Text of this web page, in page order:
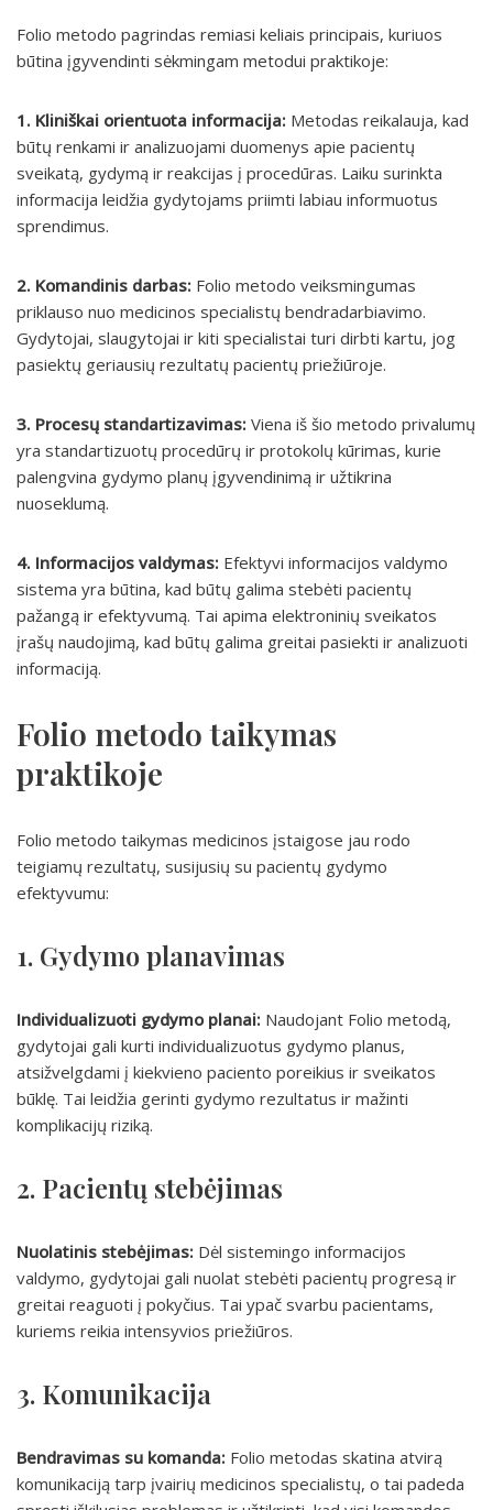
Folio metodo pagrindas remiasi keliais principais, kuriuos
būtina įgyvendinti sėkmingam metodui praktikoje:
1. Kliniškai orientuota informacija: Metodas reikalauja, kad
būtų renkami ir analizuojami duomenys apie pacientų
sveikatą, gydymą ir reakcijas į procedūras. Laiku surinkta
informacija leidžia gydytojams priimti labiau informuotus
sprendimus.
2. Komandinis darbas: Folio metodo veiksmingumas
priklauso nuo medicinos specialistų bendradarbiavimo.
Gydytojai, slaugytojai ir kiti specialistai turi dirbti kartu, jog
pasiektų geriausių rezultatų pacientų priežiūroje.
3. Procesų standartizavimas: Viena iš šio metodo privalumų
yra standartizuotų procedūrų ir protokolų kūrimas, kurie
palengvina gydymo planų įgyvendinimą ir užtikrina
nuoseklumą.
4. Informacijos valdymas: Efektyvi informacijos valdymo
sistema yra būtina, kad būtų galima stebėti pacientų
pažangą ir efektyvumą. Tai apima elektroninių sveikatos
įrašų naudojimą, kad būtų galima greitai pasiekti ir analizuoti
informaciją.
Folio metodo taikymas
praktikoje
Folio metodo taikymas medicinos įstaigose jau rodo
teigiamų rezultatų, susijusių su pacientų gydymo
efektyvumu:
1. Gydymo planavimas
Individualizuoti gydymo planai: Naudojant Folio metodą,
gydytojai gali kurti individualizuotus gydymo planus,
atsižvelgdami į kiekvieno paciento poreikius ir sveikatos
būklę. Tai leidžia gerinti gydymo rezultatus ir mažinti
komplikacijų riziką.
2. Pacientų stebėjimas
Nuolatinis stebėjimas: Dėl sistemingo informacijos
valdymo, gydytojai gali nuolat stebėti pacientų progresą ir
greitai reaguoti į pokyčius. Tai ypač svarbu pacientams,
kuriems reikia intensyvios priežiūros.
3. Komunikacija
Bendravimas su komanda: Folio metodas skatina atvirą
komunikaciją tarp įvairių medicinos specialistų, o tai padeda